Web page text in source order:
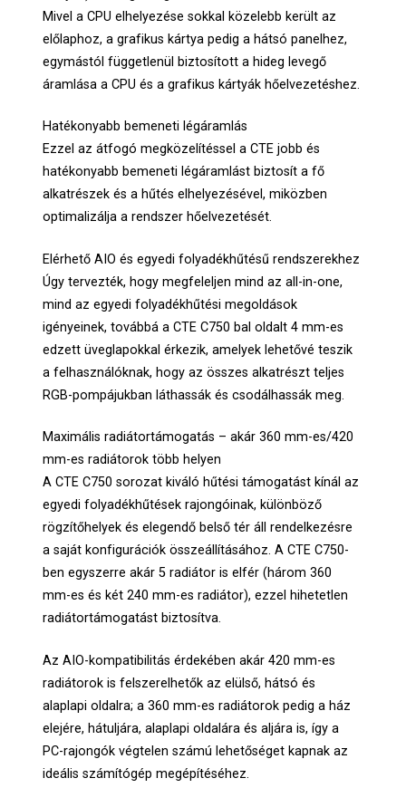
Mivel a CPU elhelyezése sokkal közelebb került az
előlaphoz, a grafikus kártya pedig a hátsó panelhez,
egymástól függetlenül biztosított a hideg levegő
áramlása a CPU és a grafikus kártyák hőelvezetéshez.
Hatékonyabb bemeneti légáramlás
Ezzel az átfogó megközelítéssel a CTE jobb és
hatékonyabb bemeneti légáramlást biztosít a fő
alkatrészek és a hűtés elhelyezésével, miközben
optimalizálja a rendszer hőelvezetését.
Elérhető AIO és egyedi folyadékhűtésű rendszerekhez
Úgy tervezték, hogy megfeleljen mind az all-in-one,
mind az egyedi folyadékhűtési megoldások
igényeinek, továbbá a CTE C750 bal oldalt 4 mm-es
edzett üveglapokkal érkezik, amelyek lehetővé teszik
a felhasználóknak, hogy az összes alkatrészt teljes
RGB-pompájukban láthassák és csodálhassák meg.
Maximális radiátortámogatás – akár 360 mm-es/420
mm-es radiátorok több helyen
A CTE C750 sorozat kiváló hűtési támogatást kínál az
egyedi folyadékhűtések rajongóinak, különböző
rögzítőhelyek és elegendő belső tér áll rendelkezésre
a saját konfigurációk összeállításához. A CTE C750-
ben egyszerre akár 5 radiátor is elfér (három 360
mm-es és két 240 mm-es radiátor), ezzel hihetetlen
radiátortámogatást biztosítva.
Az AIO-kompatibilitás érdekében akár 420 mm-es
radiátorok is felszerelhetők az elülső, hátsó és
alaplapi oldalra; a 360 mm-es radiátorok pedig a ház
elejére, hátuljára, alaplapi oldalára és aljára is, így a
PC-rajongók végtelen számú lehetőséget kapnak az
ideális számítógép megépítéséhez.